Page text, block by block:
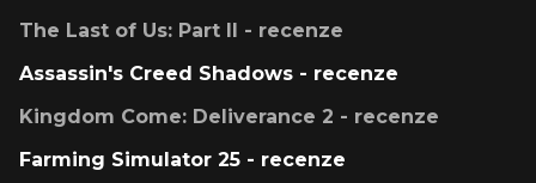
The Last of Us: Part II - recenze
Assassin's Creed Shadows - recenze
Kingdom Come: Deliverance 2 - recenze
Farming Simulator 25 - recenze